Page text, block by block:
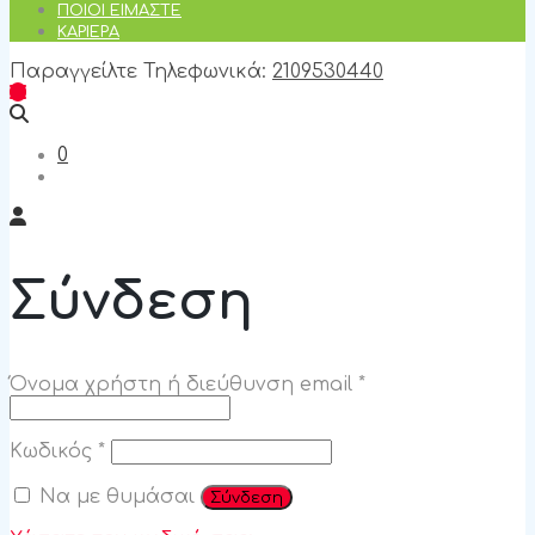
ΠΟΙΟΊ ΕΊΜΑΣΤΕ
ΚΑΡΙΈΡΑ
Παραγγείλτε Τηλεφωνικά: 2109530440
0
Σύνδεση
Όνομα χρήστη ή διεύθυνση email *Απαιτείται
Κωδικός *Απαιτείται
Να με θυμάσαι Σύνδεση